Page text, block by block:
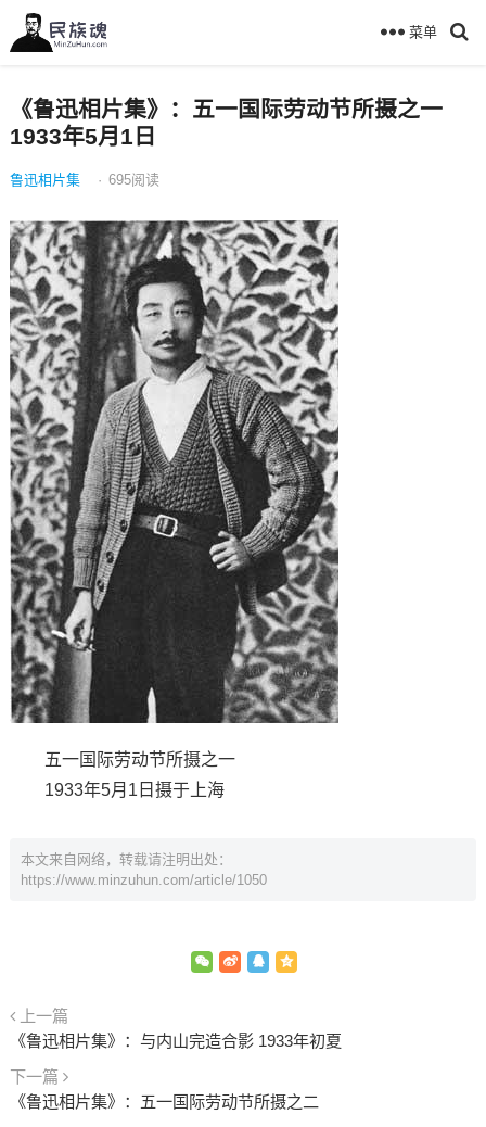
菜单
《鲁迅相片集》：五一国际劳动节所摄之一
1933年5月1日
鲁迅相片集 · 695阅读
五一国际劳动节所摄之一
1933年5月1日摄于上海
本文来自网络，转载请注明出处：
https://www.minzuhun.com/article/1050
上一篇
《鲁迅相片集》：与内山完造合影 1933年初夏
下一篇
《鲁迅相片集》：五一国际劳动节所摄之二